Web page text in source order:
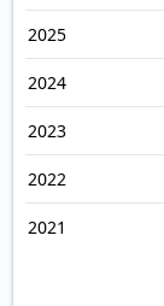
2025
2024
2023
2022
2021